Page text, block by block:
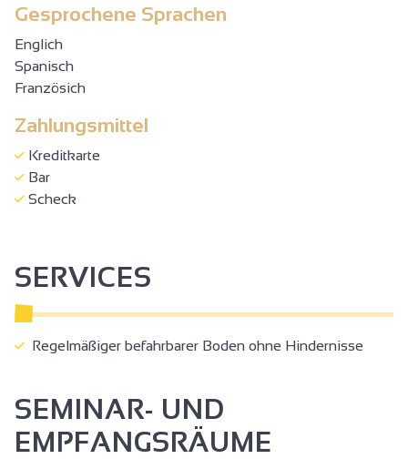
Gesprochene Sprachen
Englich
Spanisch
Französich
Zahlungsmittel
Kreditkarte
Bar
Scheck
SERVICES
Regelmäßiger befahrbarer Boden ohne Hindernisse
SEMINAR- UND
EMPFANGSRÄUME